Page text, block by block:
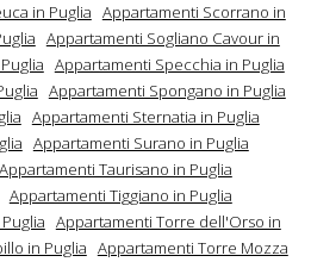
in Puglia Appartamenti Scorrano in
Appartamenti Sogliano Cavour in
Appartamenti Specchia in Puglia
Appartamenti Spongano in Puglia
Appartamenti Sternatia in Puglia
Appartamenti Surano in Puglia
Appartamenti Taurisano in Puglia
Appartamenti Tiggiano in Puglia
Appartamenti Torre dell'Orso in
in Puglia Appartamenti Torre Mozza